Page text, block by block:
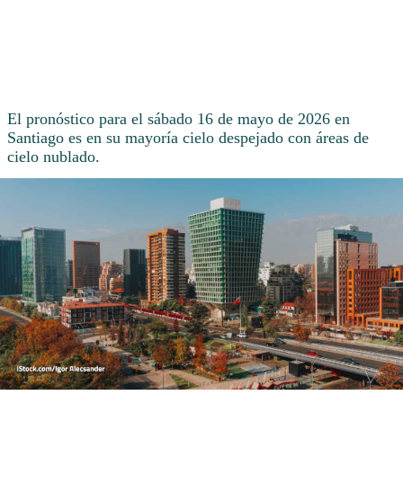
El pronóstico para el sábado 16 de mayo de 2026 en
Santiago es en su mayoría cielo despejado con áreas de
cielo nublado.